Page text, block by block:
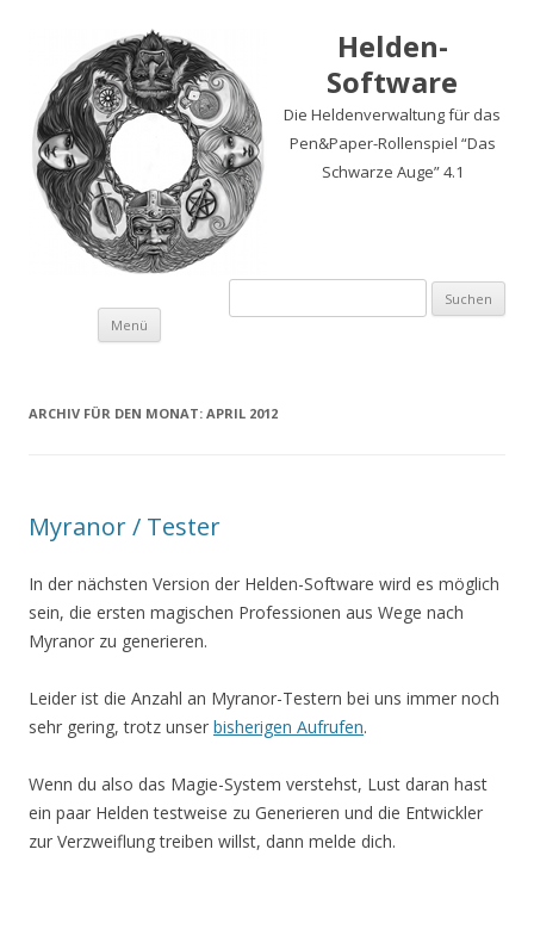
Helden-
Software
Die Heldenverwaltung für das
Pen&Paper-Rollenspiel “Das
Schwarze Auge” 4.1
Suchen
Menü Springe
Inhalt
ARCHIV FÜR DEN MONAT: APRIL 2012
Myranor / Tester
In der nächsten Version der Helden-Software wird es möglich
sein, die ersten magischen Professionen aus Wege nach
Myranor zu generieren.
Leider ist die Anzahl an Myranor-Testern bei uns immer noch
sehr gering, trotz unser bisherigen Aufrufen.
Wenn du also das Magie-System verstehst, Lust daran hast
ein paar Helden testweise zu Generieren und die Entwickler
zur Verzweiflung treiben willst, dann melde dich.